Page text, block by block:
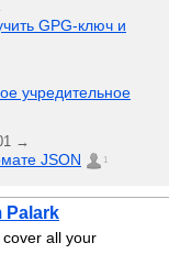
GPG-ключ и
учредительное
→
JSON 1
Palark
all your